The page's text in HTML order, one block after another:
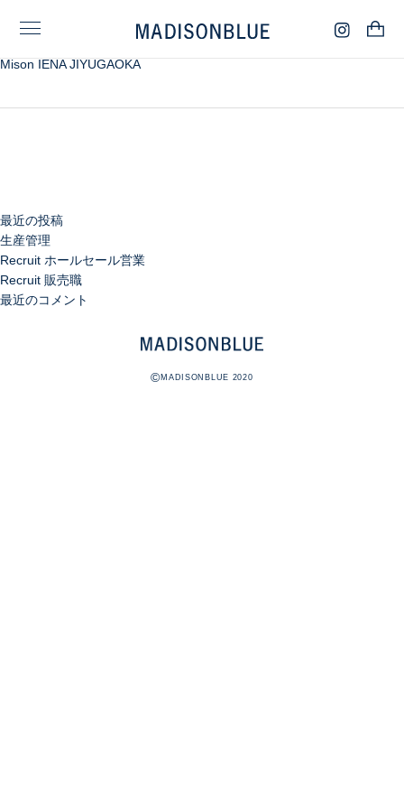
Mison IENA JIYUGAOKA
検
索
最近の投稿
生産管理
Recruit ホールセール営業
Recruit 販売職
最近のコメント
©MADISONBLUE 2020